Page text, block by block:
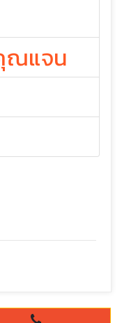
ณแจน